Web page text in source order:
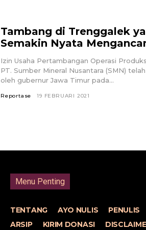
Tambang di Trenggalek
Semakin Nyata
Izin Usaha Pertambangan Operasi
PT. Sumber Mineral Nusantara (SMN)
oleh gubernur Jawa Timur pada...
Reportase 19 FEBRUARI 2021
Menu Penting
TENTANG AYO NULIS
PENULIS
ARSIP
KIRIM DONASI